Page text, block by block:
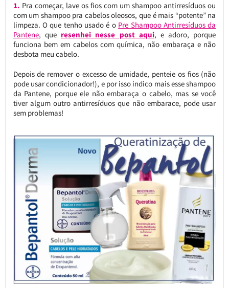
1. Pra começar, lave os fios com um shampoo antirresíduos ou
com um shampoo pra cabelos oleosos, que é mais “potente” na
limpeza. O que tenho usado é o Pre Shampoo Antirresíduos da
Pantene, que resenhei nesse post aqui, e adoro, porque
funciona bem em cabelos com química, não embaraça e não
desbota meu cabelo.
Depois de remover o excesso de umidade, penteie os fios (não
pode usar condicionador!), e por isso indico mais esse shampoo
da Pantene, porque ele não embaraça o cabelo, mas se você
tiver algum outro antirresíduos que não embarace, pode usar
sem problemas!